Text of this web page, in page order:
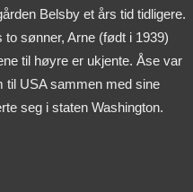
Belsby et års tid tidligere.
sønner, Arne (født i 1939)
til høyre er ukjente. Åse var
til USA sammen med sine
seg i staten Washington.